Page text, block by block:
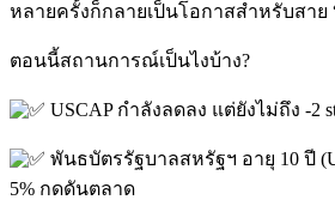
หลายครั้งก็กลายเป็นโอกาสสำหรับสาย
ตอนนี้สถานการณ์เป็นไงบ้าง?
USCAP กำลังลดลง แต่ยังไม่ถึง -2
พันธบัตรรัฐบาลสหรัฐฯ อายุ 10 ปี
5% กดดันตลาด